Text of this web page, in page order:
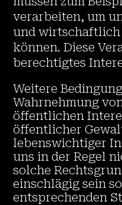
verarbeiten, um
und
können. Diese
berechtigtes
Weitere
Wahrnehmung
öffentlichen
öffentlicher
lebenswichtiger
uns in der Regel
solche
einschlägig sein
entsprechenden